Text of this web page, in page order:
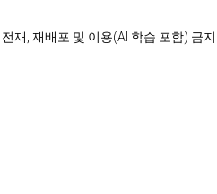
재, 재배포 및 이용(AI 학습 포함) 금지